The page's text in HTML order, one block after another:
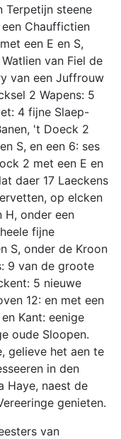
Terpetijn steene
Chauffictien
een E en S,
van Fiel de
van een Juffrouw
2 Wapens: 5
4 fijne Slaep-
't Doeck 2
S, en een 6: ses
2 met een E en
daer 17 Laeckens
op elcken
H, onder een
fijne
S, onder de Kroon
9 van de groote
5 nieuwe
12: en met een
Kant: eenige
oude Sloopen.
gelieve het aen te
in den
Haye, naest de
genieten.
van